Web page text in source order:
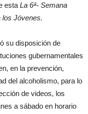
esta La 6ª- Semana
los Jóvenes.
su disposición de
gubernamentales
en la prevención,
del alcoholismo, para lo
de videos, los
a sábado en horario